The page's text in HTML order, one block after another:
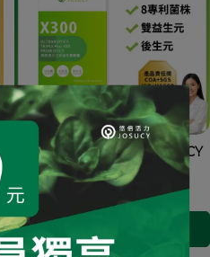
【入門首選】悠倍活力 JOSUCY
三效益生菌 1盒
NT$949